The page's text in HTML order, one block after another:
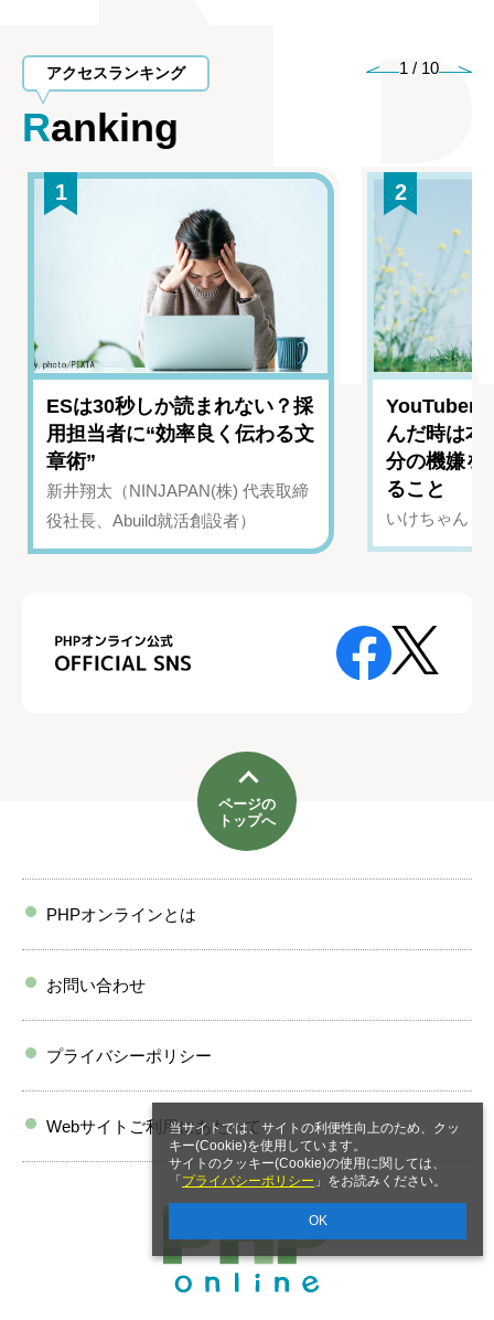
当サイトでは、サイトの利便性向上のため、クッ
キー(Cookie)を使用しています。
サイトのクッキー(Cookie)の使用に関しては、
「 プライバシーポリシー 」をお読みください。
OK
アクセスランキング
Ranking
1 / 10
1
ESは30秒しか読まれない？採
用担当者に“効率良く伝わる文
章術”
新井翔太（NINJAPAN(株) 代表取締
役社長、Abuild就活創設者）
2
YouTuber
んだ時は
分の機嫌を
ること
いけちゃん（
ページの
トップへ
PHPオンラインとは
お問い合わせ
プライバシーポリシー
Webサイトご利用にあたって